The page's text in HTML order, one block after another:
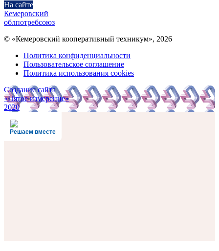
На сайте
Кемеровский
облпотребсоюз
© «Кемеровский кооперативный техникум», 2026
Политика конфиденциальности
Пользовательское соглашение
Политика использования cookies
Создание сайта
«Пятое измерение»
2020
Решаем вместе